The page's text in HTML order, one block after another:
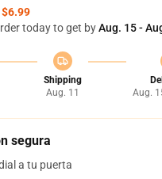
$6.99
today to get byAug. 15 -
Shipping
Aug. 11
Aug.
segura
a tu puerta